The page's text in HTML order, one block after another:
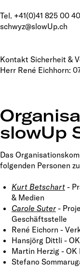
Tel. +41(0)41 825 00 40
schwyz@slowUp.ch
Kontakt Sicherheit &
Herr René Eichhorn:
slowUp
Das
folgenden Personen
Kurt Betschart -
& Medien
Carole Suter -
Geschäftsstelle
René Eichorn -
Hansjörg Dittli -
Martin Herzig - OK
Stefano